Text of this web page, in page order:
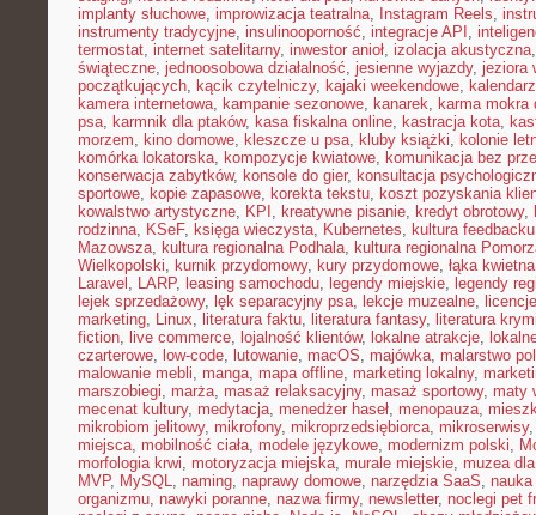
implanty słuchowe, improwizacja teatralna, Instagram Reels,
instrumenty tradycyjne, insulinooporność, integracje API ,
termostat, internet satelitarny, inwestor anioł, izolacja akustyczna
świąteczne, jednoosobowa działalność, jesienne wyjazdy, jeziora
początkujących, kącik czytelniczy, kajaki weekendowe,
kamera internetowa, kampanie sezonowe, kanarek, karma mokra
psa, karmnik dla ptaków, kasa fiskalna online, kastracja kota,
morzem, kino domowe, kleszcze u psa, kluby książki, kolonie
komórka lokatorska, kompozycje kwiatowe, komunikacja bez
konserwacja zabytków, konsole do gier, konsultacja
sportowe, kopie zapasowe, korekta tekstu, koszt pozyskania
kowalstwo artystyczne, KPI , kreatywne pisanie, kredyt obrotowy,
rodzinna, KSeF, księga wieczysta, Kubernetes, kultura feedbacku
Mazowsza, kultura regionalna Podhala, kultura regionalna
Wielkopolski, kurnik przydomowy, kury przydomowe, łąka kwietna
Laravel , LARP, leasing samochodu, legendy miejskie, legendy
lejek sprzedażowy, lęk separacyjny psa, lekcje muzealne, licencje
marketing, Linux, literatura faktu, literatura fantasy, literatura
fiction, live commerce, lojalność klientów, lokalne atrakcje,
czarterowe, low-code, lutowanie, macOS, majówka, malarstwo
malowanie mebli, manga, mapa offline, marketing lokalny,
marszobiegi, marża, masaż relaksacyjny, masaż sportowy, maty
mecenat kultury, medytacja, menedżer haseł, menopauza,
mikrobiom jelitowy, mikrofony, mikroprzedsiębiorca, mikroserwisy
miejsca, mobilność ciała, modele językowe, modernizm polski,
morfologia krwi, motoryzacja miejska, murale miejskie, muzea
MVP, MySQL, naming, naprawy domowe, narzędzia SaaS, nauka
organizmu, nawyki poranne, nazwa firmy, newsletter, noclegi pet